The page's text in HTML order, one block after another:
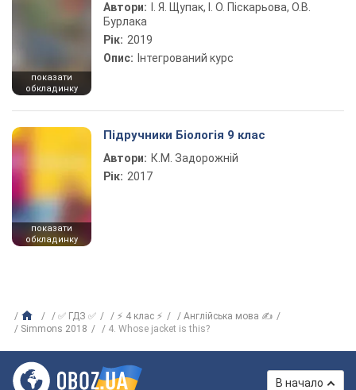
показати
обкладинку
Автори:
І. Я. Щупак, І. О. Піскарьова, О.В.
Бурлака
Рік: 2019
Опис: Інтегрований курс
показати
обкладинку
Підручники Біологія 9 клас
Автори: К.М. Задорожній
Рік: 2017
✅ ГДЗ ✅ ⚡ 4 клас ⚡
Англійська мова ✍
Simmons 2018
4. Whose jacket is this?
В начало